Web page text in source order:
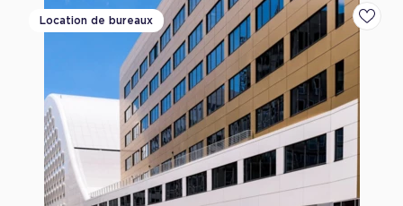
Location bureaux Bellecour - Cordeliers (Lyon)
Haussmanniens
Location d'Entrepôts / Activités
Location d'Entrepôts / Activités à Aix-en-Provence
Location d'Entrepôts / Activités à Saint-Priest
Location de bureaux